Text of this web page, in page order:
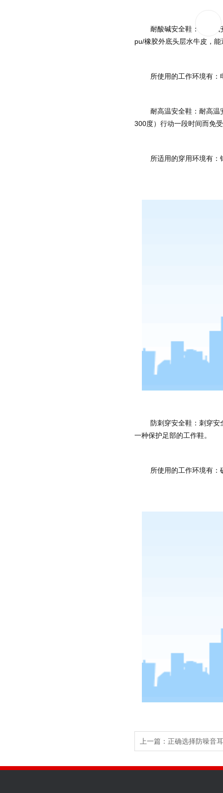
pu/橡胶外底头层水牛皮，
所使用的工作环境有
300度）行动一段时间而免
所适用的穿用环境有
一种保护足部的工作鞋。
所使用的工作环境有
上一篇： 正确选择防噪音